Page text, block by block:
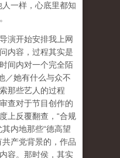
一样，心底里都知
演开始安排我上网
内容，过程其实是
间内对一个完全陌
／她有什么与众不
那些艺人的过程
查对于节目创作的
上反覆翻查，“合规
内地那些“德高望
产党背景的，作品
容。那时侯，其实